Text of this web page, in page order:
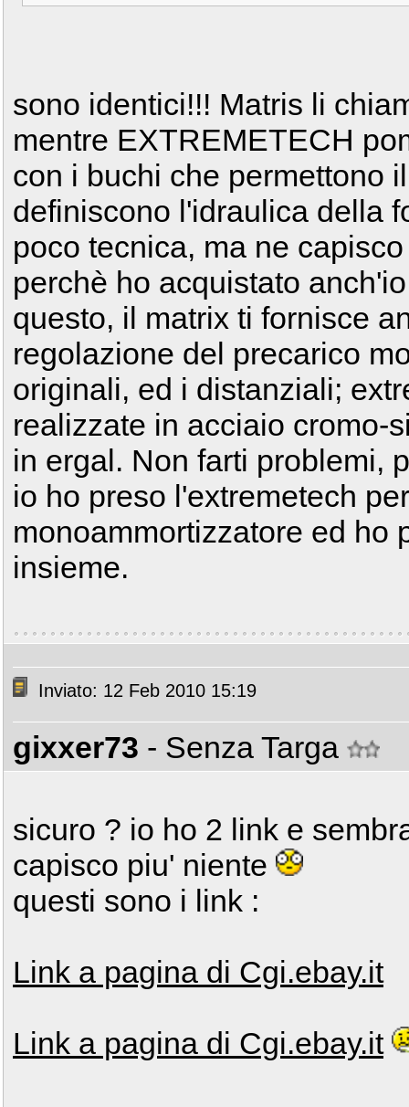
sono identici!!! Matris li
mentre EXTREMETECH
con i buchi che permettono
definiscono l'idraulica della
poco tecnica, ma ne
perchè ho acquistato
questo, il matrix ti fornisce
regolazione del precarico
originali, ed i distanziali;
realizzate in acciaio cromo-
in ergal. Non farti problemi,
io ho preso l'extremetech
monoammortizzatore ed ho
insieme.
Inviato: 12 Feb 2010 15:19
gixxer73 - Senza Targa
sicuro ? io ho 2 link e
capisco piu' niente
questi sono i link :
Link a pagina di Cgi.ebay.it
Link a pagina di Cgi.ebay.it